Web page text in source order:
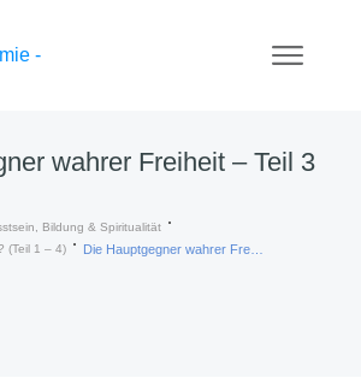
wahrer Freiheit – Teil 3
Bildung & Spiritualität
(Teil 1 – 4)